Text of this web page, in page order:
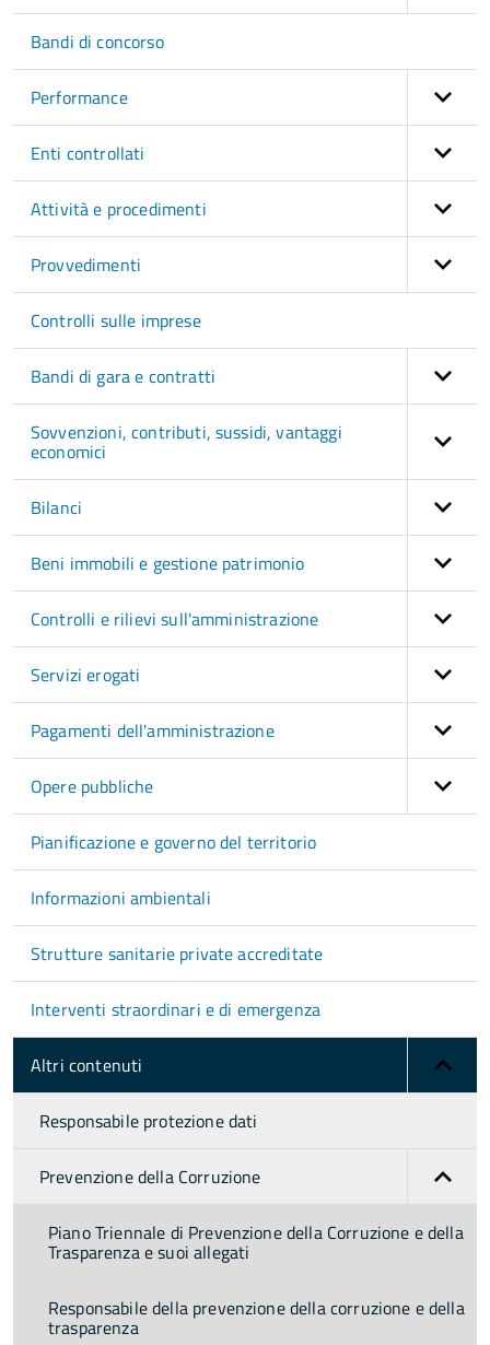
Bandi di concorso
Performance
Enti controllati
Attività e procedimenti
Provvedimenti
Controlli sulle imprese
Bandi di gara e contratti
Sovvenzioni, contributi, sussidi, vantaggi
economici
Bilanci
Beni immobili e gestione patrimonio
Controlli e rilievi sull'amministrazione
Servizi erogati
Pagamenti dell'amministrazione
Opere pubbliche
Pianificazione e governo del territorio
Informazioni ambientali
Strutture sanitarie private accreditate
Interventi straordinari e di emergenza
Altri contenuti
Responsabile protezione dati
Prevenzione della Corruzione
Piano Triennale di Prevenzione della Corruzione e della
Trasparenza e suoi allegati
Responsabile della prevenzione della corruzione e della
trasparenza